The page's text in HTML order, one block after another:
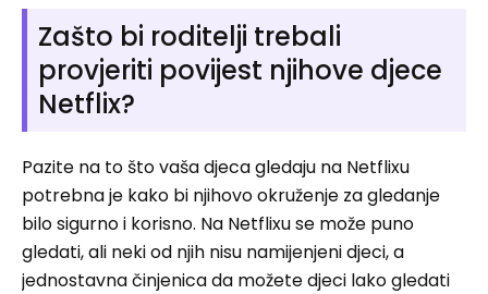
Zašto bi roditelji trebali
provjeriti povijest njihove djece
Netflix?
Pazite na to što vaša djeca gledaju na Netflixu
potrebna je kako bi njihovo okruženje za gledanje
bilo sigurno i korisno. Na Netflixu se može puno
gledati, ali neki od njih nisu namijenjeni djeci, a
jednostavna činjenica da možete djeci lako gledati